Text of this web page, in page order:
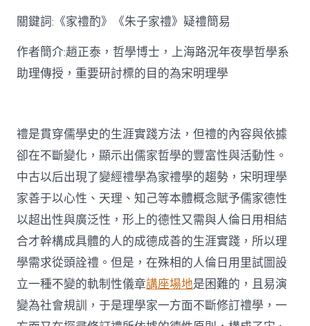
中
關鍵詞:《家禮酌》《朱子家禮》疑禮簡易
作者簡介:趙正泰，哲學博士，上海路況年夜學哲學系
助理傳授，重要研討標的目的為宋明理學
禮是貫穿儒學史的生涯實踐方法，但禮的內容與依據
卻在不斷變化，顯示出儒家哲學的豐富性與活動性。
中古以后出現了變經禮學為家禮學的趨勢，宋明理學
家善于以心性、天理、知己等本體概念賦予儒家德性
以超出性與廣泛性，形上的德性又需與人倫日用相結
合才幹構成具體的人的成德成善的生涯實踐，所以理
學需求從頭詮禮。但是，在殊相的人倫日用里試圖設
立一種不變的軌制性儀章講座場地是困難的，且易演
變為社會規訓，于是理學家一方面不斷修訂禮學，一